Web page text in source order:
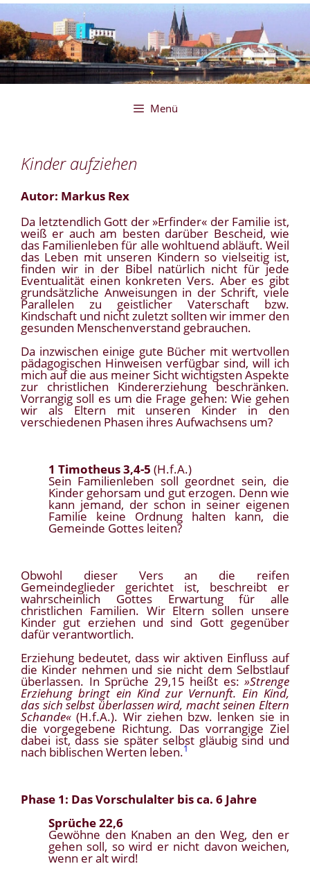
Zum
Inhalt
springen
Menü
Kinder aufziehen
Autor: Markus Rex
Da letztendlich Gott der »Erfinder« der Familie ist,
weiß er auch am besten darüber Bescheid, wie
das Familienleben für alle wohltuend abläuft. Weil
das Leben mit unseren Kindern so vielseitig ist,
finden wir in der Bibel natürlich nicht für jede
Eventualität einen konkreten Vers. Aber es gibt
grundsätzliche Anweisungen in der Schrift, viele
Parallelen zu geistlicher Vaterschaft bzw.
Kindschaft und nicht zuletzt sollten wir immer den
gesunden Menschenverstand gebrauchen.
Da inzwischen einige gute Bücher mit wertvollen
pädagogischen Hinweisen verfügbar sind, will ich
mich auf die aus meiner Sicht wichtigsten Aspekte
zur christlichen Kindererziehung beschränken.
Vorrangig soll es um die Frage gehen: Wie gehen
wir als Eltern mit unseren Kinder in den
verschiedenen Phasen ihres Aufwachsens um?
1 Timotheus 3,4-5 (H.f.A.)
Sein Familienleben soll geordnet sein, die
Kinder gehorsam und gut erzogen. Denn wie
kann jemand, der schon in seiner eigenen
Familie keine Ordnung halten kann, die
Gemeinde Gottes leiten?
Obwohl dieser Vers an die reifen
Gemeindeglieder gerichtet ist, beschreibt er
wahrscheinlich Gottes Erwartung für alle
christlichen Familien. Wir Eltern sollen unsere
Kinder gut erziehen und sind Gott gegenüber
dafür verantwortlich.
Erziehung bedeutet, dass wir aktiven Einfluss auf
die Kinder nehmen und sie nicht dem Selbstlauf
überlassen. In Sprüche 29,15 heißt es: »Strenge
Erziehung bringt ein Kind zur Vernunft. Ein Kind,
das sich selbst überlassen wird, macht seinen Eltern
Schande« (H.f.A.). Wir ziehen bzw. lenken sie in
die vorgegebene Richtung. Das vorrangige Ziel
dabei ist, dass sie später selbst gläubig sind und
nach biblischen Werten leben.1
Phase 1: Das Vorschulalter bis ca. 6 Jahre
Sprüche 22,6
Gewöhne den Knaben an den Weg, den er
gehen soll, so wird er nicht davon weichen,
wenn er alt wird!